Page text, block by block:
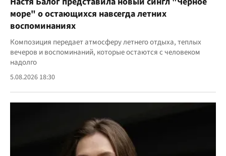
море" о остающихся навсегда летних
воспоминаниях
Композиция передает атмосферу летнего отдыха, теплых
вечеров и воспоминаний, которые остаются с человеком
надолго
5.08.2026 18:30